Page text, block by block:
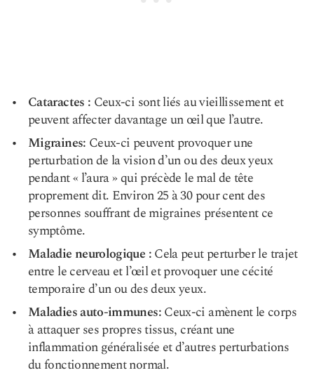
Cataractes : Ceux-ci sont liés au vieillissement et
peuvent affecter davantage un œil que l’autre.
Migraines: Ceux-ci peuvent provoquer une
perturbation de la vision d’un ou des deux yeux
pendant « l’aura » qui précède le mal de tête
proprement dit. Environ 25 à 30 pour cent des
personnes souffrant de migraines présentent ce
symptôme.
Maladie neurologique :Cela peut perturber le trajet
entre le cerveau et l’œil et provoquer une cécité
temporaire d’un ou des deux yeux.
Maladies auto-immunes:Ceux-ci amènent le corps
à attaquer ses propres tissus, créant une
inflammation généralisée et d’autres perturbations
du fonctionnement normal.